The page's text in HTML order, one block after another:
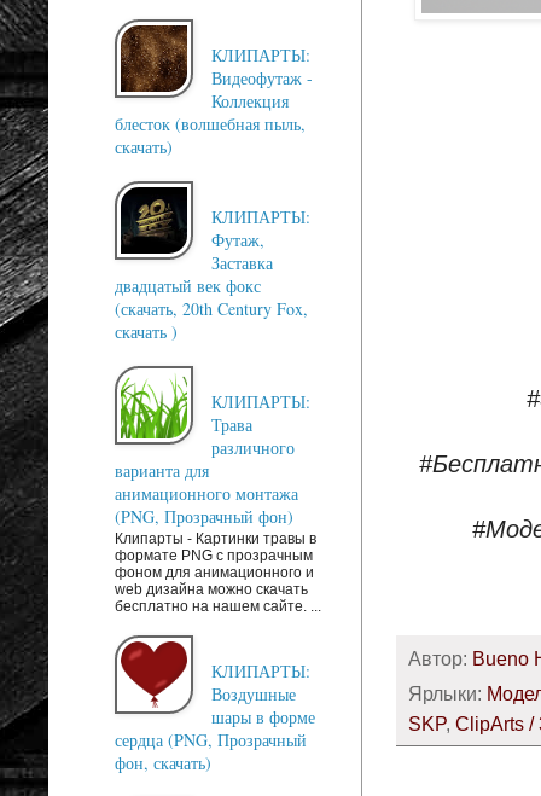
Автор: Bueno
Ярлыки:
SKP, ClipArts /
КЛИПАРТЫ:
Видеофутаж -
Коллекция
блесток (волшебная пыль,
скачать)
КЛИПАРТЫ:
Футаж,
Заставка
двадцатый век фокс
(скачать, 20th Century Fox,
скачать )
КЛИПАРТЫ:
Трава
различного
варианта для
анимационного монтажа
(PNG, Прозрачный фон)
Клипарты - Картинки травы в
формате PNG с прозрачным
фоном для анимационного и
web дизайна можно скачать
бесплатно на нашем сайте. ...
КЛИПАРТЫ:
Воздушные
шары в форме
сердца (PNG, Прозрачный
фон, скачать)